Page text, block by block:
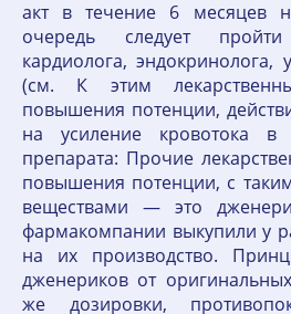
акт в течение 6 месяцев
очередь следует
кардиолога, эндокринолога,
(см. К этим
повышения потенции,
на усиление кровотока в
препарата: Прочие
повышения потенции, с
веществами — это
фармакомпании выкупили у
на их производство.
дженериков от
же дозировки,